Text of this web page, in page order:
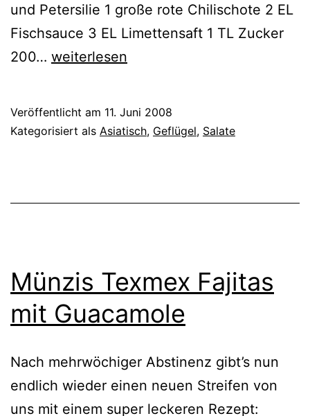
und Petersilie 1 große rote Chilischote 2 EL
Fischsauce 3 EL Limettensaft 1 TL Zucker
200… Rezepte:
weiterlesen
Veröffentlicht am 11. Juni 2008
Kategorisiert als Asiatisch, Geflügel, Salate
Münzis Texmex Fajitas
mit Guacamole
Nach mehrwöchiger Abstinenz gibt’s nun
endlich wieder einen neuen Streifen von
uns mit einem super leckeren Rezept: